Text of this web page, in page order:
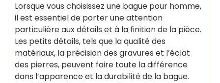
Lorsque vous choisissez une bague pour homme,
il est essentiel de porter une attention
particulière aux détails et à la finition de la pièce.
Les petits détails, tels que la qualité des
matériaux, la précision des gravures et l’éclat
des pierres, peuvent faire toute la différence
dans l’apparence et la durabilité de la bague.